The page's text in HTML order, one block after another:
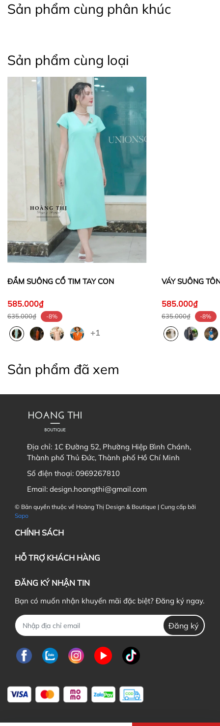
Sản phẩm cùng phân khúc
Sản phẩm cùng loại
ĐẦM SUÔNG CỔ TIM TAY CON
585.000₫
635.000₫ -8%
+1
VÁY SUÔNG
585.000₫
635.000₫ -8%
Sản phẩm đã xem
Địa chỉ: 1C Đường 52, Phường Hiệp Bình Chánh,
Thành phố Thủ Đức, Thành phố Hồ Chí Minh
Số điện thoại: 0969267810
Email: design.hoangthi@gmail.com
© Bản quyền thuộc về Hoàng Thị Design & Boutique | Cung cấp bởi
Sapo
CHÍNH SÁCH
HỖ TRỢ KHÁCH HÀNG
ĐĂNG KÝ NHẬN TIN
Bạn có muốn nhận khuyến mãi đặc biệt? Đăng ký ngay.
Đăng ký